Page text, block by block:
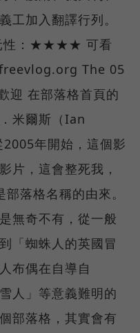
工加入翻譯行列。
性：★★★★ 可看
The 05
迎 在部落格首頁的
米爾斯（Ian
年開始，這個影
片，這會整死我，
落格名稱的由來。
無奇不有，從一般
「蜘蛛人的英國冒
布偶在自導自
人」等意義難明的
部落格，其實會有